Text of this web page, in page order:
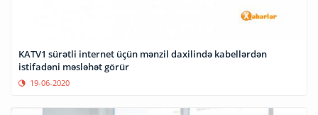
KATV1 sürətli internet üçün mənzil daxilində kabellərdən
istifadəni məsləhət görür
19-06-2020